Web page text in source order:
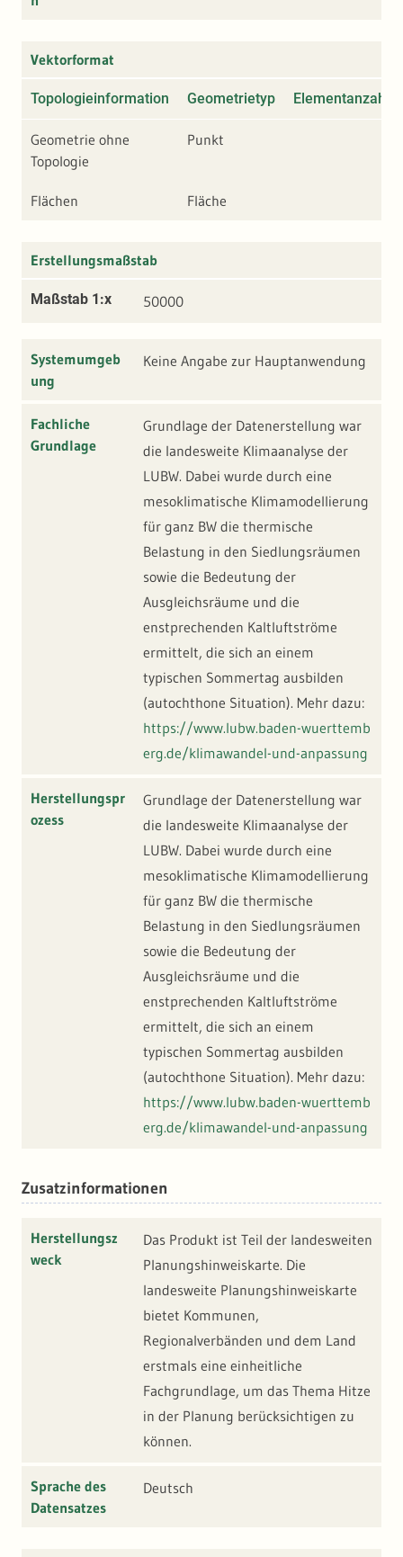
Vektorformat
Topologieinformation Geometrietyp Elementanzahl
Geometrie ohne
Topologie
Punkt
Flächen Fläche
Erstellungsmaßstab
Maßstab 1:x 50000
Systemumgeb
ung
Keine Angabe zur Hauptanwendung
Fachliche
Grundlage
Grundlage der Datenerstellung war
die landesweite Klimaanalyse der
LUBW. Dabei wurde durch eine
mesoklimatische Klimamodellierung
für ganz BW die thermische
Belastung in den Siedlungsräumen
sowie die Bedeutung der
Ausgleichsräume und die
enstprechenden Kaltluftströme
ermittelt, die sich an einem
typischen Sommertag ausbilden
(autochthone Situation). Mehr dazu:
https://www.lubw.baden-wuerttemb
erg.de/klimawandel-und-anpassung
Herstellungspr
ozess
Grundlage der Datenerstellung war
die landesweite Klimaanalyse der
LUBW. Dabei wurde durch eine
mesoklimatische Klimamodellierung
für ganz BW die thermische
Belastung in den Siedlungsräumen
sowie die Bedeutung der
Ausgleichsräume und die
enstprechenden Kaltluftströme
ermittelt, die sich an einem
typischen Sommertag ausbilden
(autochthone Situation). Mehr dazu:
https://www.lubw.baden-wuerttemb
erg.de/klimawandel-und-anpassung
Zusatzinformationen
Herstellungsz
weck
Das Produkt ist Teil der landesweiten
Planungshinweiskarte. Die
landesweite Planungshinweiskarte
bietet Kommunen,
Regionalverbänden und dem Land
erstmals eine einheitliche
Fachgrundlage, um das Thema Hitze
in der Planung berücksichtigen zu
können.
Sprache des
Datensatzes
Deutsch